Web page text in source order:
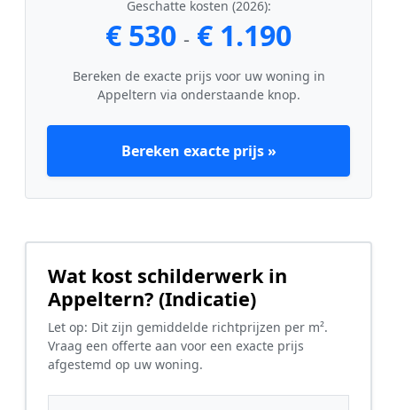
Geschatte kosten (2026):
€ 530 - € 1.190
Bereken de exacte prijs voor uw woning in
Appeltern via onderstaande knop.
Bereken exacte prijs »
Wat kost schilderwerk in
Appeltern? (Indicatie)
Let op: Dit zijn gemiddelde richtprijzen per m².
Vraag een offerte aan voor een exacte prijs
afgestemd op uw woning.